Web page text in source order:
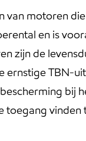
motoren
en is
de
TBN-
bij